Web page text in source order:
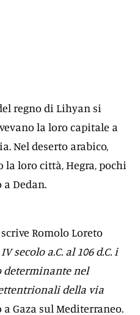
regno di Lihyan si
la loro capitale a
Nel deserto arabico,
loro città, Hegra, pochi
Dedan.
Romolo Loreto
secolo a.C. al 106 d.C. i
determinante nel
della via
a Gaza sul Mediterraneo.